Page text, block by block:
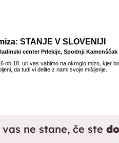
STANJE V SLOVENIJI
center Prlekije, Spodnji
ob 18. uri vas vabimo na okroglo mizo, kjer
da tudi vi delite z nami svoje mišljenje.